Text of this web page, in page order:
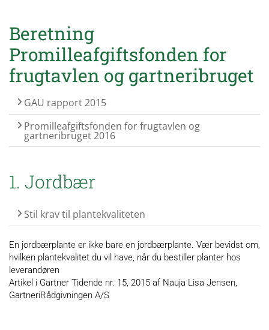
Beretning
Promilleafgiftsfonden for
frugtavlen og gartneribruget
GAU rapport 2015
Promilleafgiftsfonden for frugtavlen og
gartneribruget 2016
1. Jordbær
Stil krav til plantekvaliteten
En jordbærplante er ikke bare en jordbærplante. Vær bevidst om,
hvilken plantekvalitet du vil have, når du bestiller planter hos
leverandøren
Artikel i Gartner Tidende nr. 15, 2015 af Nauja Lisa Jensen,
GartneriRådgivningen A/S